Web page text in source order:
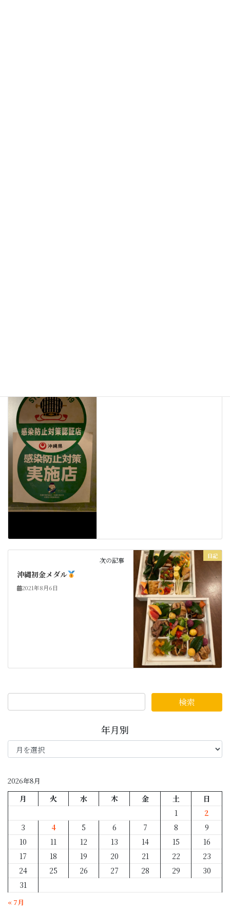
日記
次の記事
沖縄初金メダル
2021年8月6日
年月別
年
月
2026年8月
月 火 水 木 金 土
日
1
2
3
4 5 6 7 8
9
10
11 12 13 14 15
16
17
18 19 20 21 22
23
24
25 26 27 28 29
30
31
« 7月